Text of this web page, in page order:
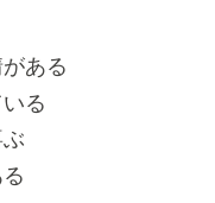
ある
る